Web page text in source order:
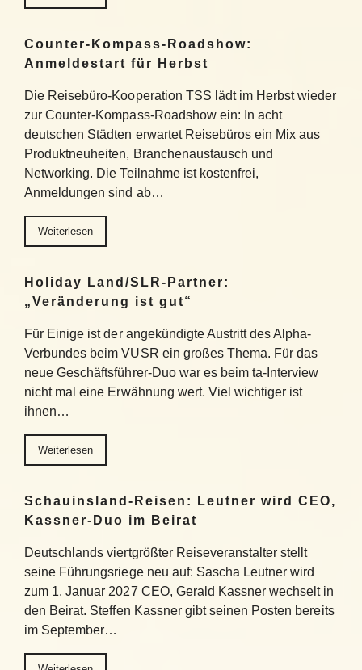
Counter-Kompass-Roadshow:
Anmeldestart für Herbst
Die Reisebüro-Kooperation TSS lädt im Herbst wieder
zur Counter-Kompass-Roadshow ein: In acht
deutschen Städten erwartet Reisebüros ein Mix aus
Produktneuheiten, Branchenaustausch und
Networking. Die Teilnahme ist kostenfrei,
Anmeldungen sind ab…
Weiterlesen
Holiday Land/SLR-Partner:
„Veränderung ist gut“
Für Einige ist der angekündigte Austritt des Alpha-
Verbundes beim VUSR ein großes Thema. Für das
neue Geschäftsführer-Duo war es beim ta-Interview
nicht mal eine Erwähnung wert. Viel wichtiger ist
ihnen…
Weiterlesen
Schauinsland-Reisen: Leutner wird CEO,
Kassner-Duo im Beirat
Deutschlands viertgrößter Reiseveranstalter stellt
seine Führungsriege neu auf: Sascha Leutner wird
zum 1. Januar 2027 CEO, Gerald Kassner wechselt in
den Beirat. Steffen Kassner gibt seinen Posten bereits
im September…